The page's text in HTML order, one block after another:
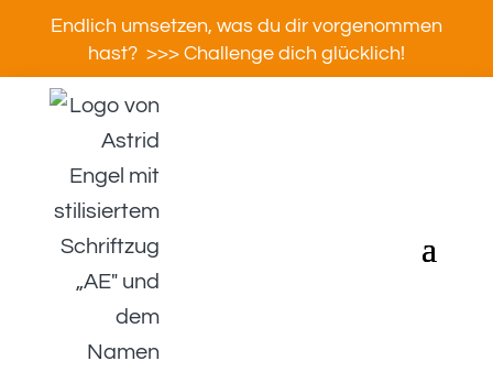
Endlich umsetzen, was du dir vorgenommen
hast? >>> Challenge dich glücklich!